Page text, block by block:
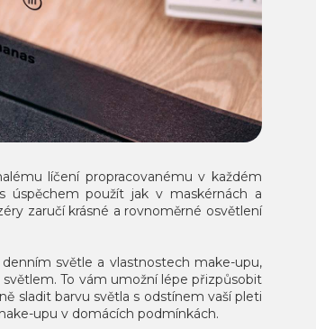
líčení propracovanému v každém
úspěchem použít jak v maskérnách a
zaručí krásné a rovnoměrné osvětlení
světle a vlastnostech make-upu,
To vám umožní lépe přizpůsobit
sladit barvu světla s odstínem vaší pleti
upu v domácích podmínkách.